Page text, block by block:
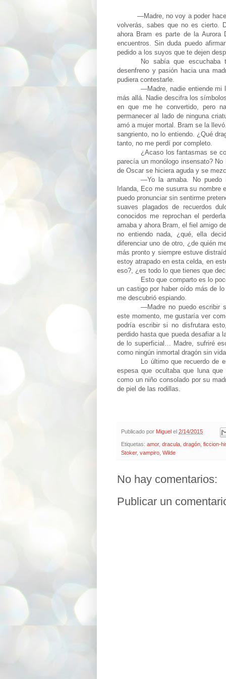
—Madre, no voy a poder
volverás, sabes que no es cierto.
ahora Bram es parte de la Aurora
encuentros. Sin duda puedo
pedido a los suyos que te dejen
No sabía que
desenfreno y pasión hacia una
pudiera contestarle.
—Madre, nadie entiende
más allá. Nadie descifra los
en que me he convertido, pero
permanecer al lado de ninguna
amó a mujer mortal. Bram se la
sangriento, no lo entiendo. ¿Qué
tanto, no me perdí por completo.
¿Acaso los fantasmas se
parecía un monólogo insensato?
de Oscar se hiciera aguda y se
—Yo la amaba. No
Irlanda, Eco me susurra su
puedo pronunciar sin sentirme
suaves plagados de recuerdos
conocidos me reprochan el
amaba y ahora Bram, el fiel amigo
no entiendo nada, ¿qué, ella
diferenciar uno de otro, ¿de quién
más pronto y siempre estuve
estoy atrapado en esta celda, en
eso?, ¿es todo lo que tienes que
Esto que comparto es lo
un castigo por haber oído más de
me descubrió espiando.
—Madre no puedo escribir
este momento, me gustaría ver
podría escribir si no disfrutara
perdido hasta que pueda desafiar a
de lo superficial… Madre, sufriré
como ningún inmortal dragón sin
Lo último que recuerdo de
espesa que ocultaba que luna
como un niño consolado por su
de piel de las rodillas.
Publicado por Miguel el 2/14/2015
Etiquetas: amor, dracula dragón ficcion-
Stoker, vampiro Wilde
No hay comentarios:
Publicar un